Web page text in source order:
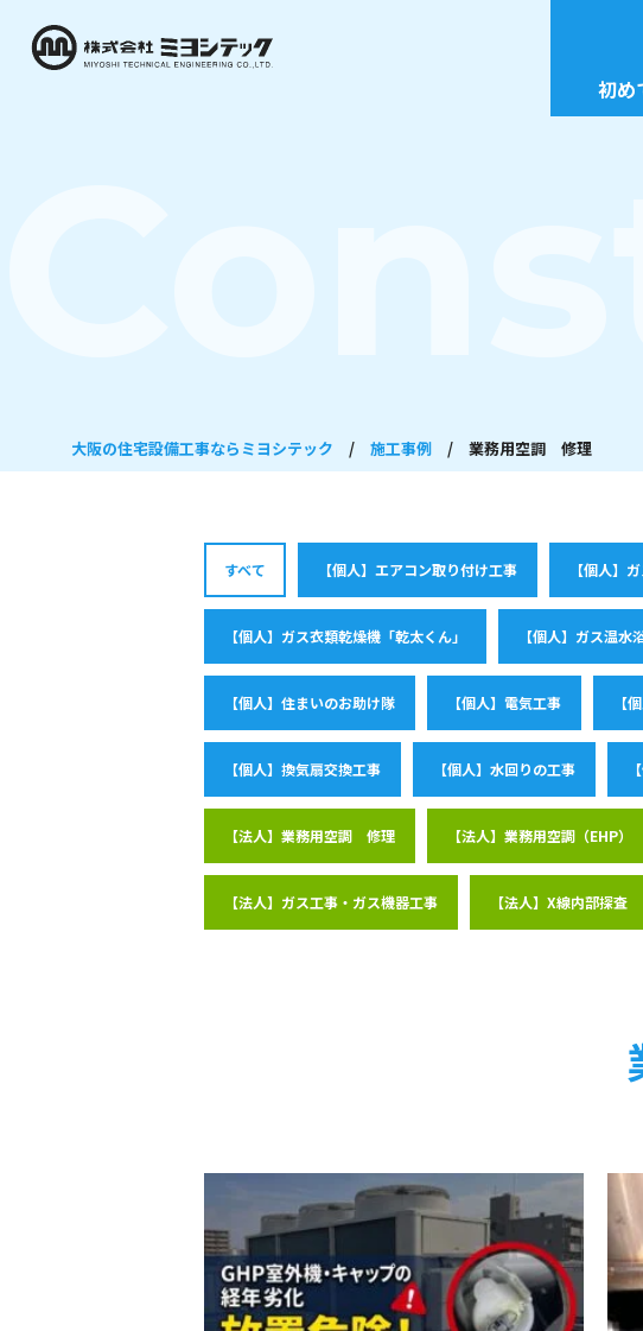
初め
大阪の住宅設備工事ならミヨシテック / 施工事例 / 業務用空調 修理
すべて 【個人】エアコン取り付け工事 【個人】
【個人】ガス衣類乾燥機「乾太くん」 【個人】ガス温水
【個人】住まいのお助け隊 【個人】電気工事 【
【個人】換気扇交換工事 【個人】水回りの工事
【法人】業務用空調 修理 【法人】業務用空調（EHP）
【法人】ガス工事・ガス機器工事 【法人】X線内部探査